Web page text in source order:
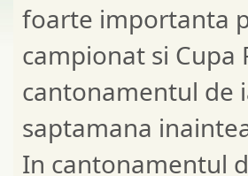
foarte importanta
campionat si Cupa
cantonamentul de
saptamana
In cantonamentul